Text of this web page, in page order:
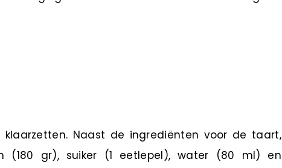
klaarzetten. Naast de ingrediënten voor de taart,
(180 gr), suiker (1 eetlepel), water (80 ml) en